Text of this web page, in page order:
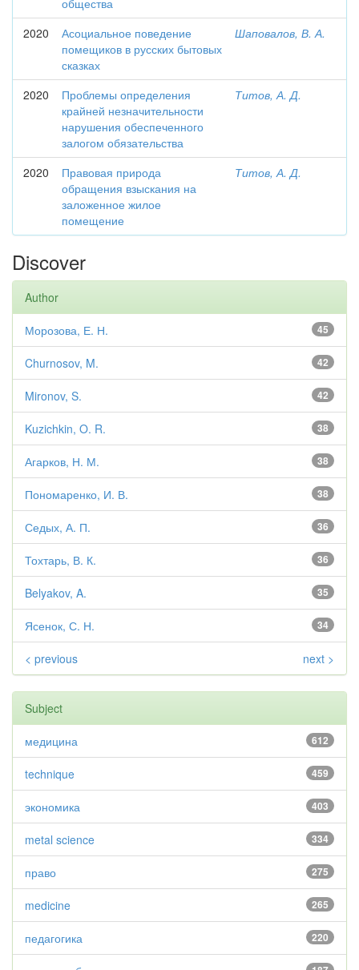
общества
2020
Асоциальное поведение
помещиков в русских бытовых
сказках
Шаповалов, В. А.
2020
Проблемы определения
крайней незначительности
нарушения обеспеченного
залогом обязательства
Титов, А. Д.
2020
Правовая природа
обращения взыскания на
заложенное жилое
помещение
Титов, А. Д.
Discover
Author
45
Морозова, Е. Н.
42
Churnosov, M.
42
Mironov, S.
38
Kuzichkin, O. R.
38
Агарков, Н. М.
38
Пономаренко, И. В.
36
Седых, А. П.
36
Тохтарь, В. К.
35
Belyakov, A.
34
Ясенок, С. Н.
< previous next >
Subject
612
медицина
459
technique
403
экономика
334
metal science
275
право
265
medicine
220
педагогика